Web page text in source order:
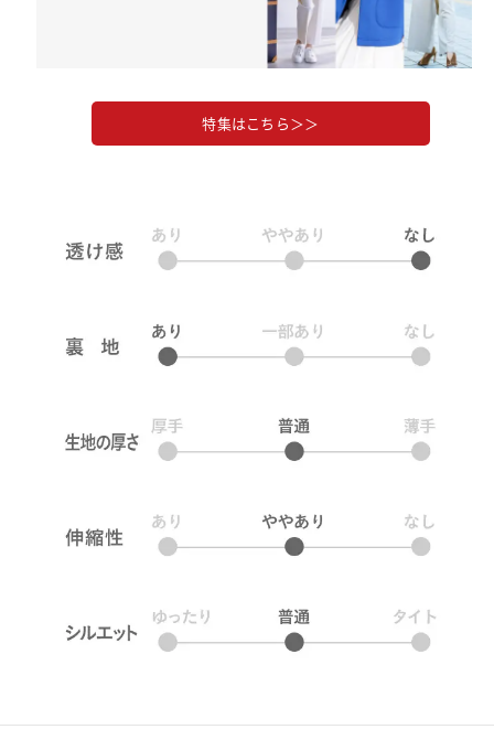
特集はこちら＞＞